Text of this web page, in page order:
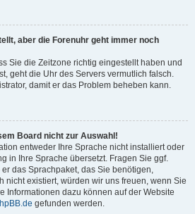
aber die Forenuhr geht immer noch
Sie die Zeitzone richtig eingestellt haben und
geht die Uhr des Servers vermutlich falsch.
damit er das Problem beheben kann.
Board nicht zur Auswahl!
entweder Ihre Sprache nicht installiert oder
in Ihre Sprache übersetzt. Fragen Sie ggf.
das Sprachpaket, das Sie benötigen,
nicht existiert, würden wir uns freuen, wenn Sie
Informationen dazu können auf der Website
gefunden werden.